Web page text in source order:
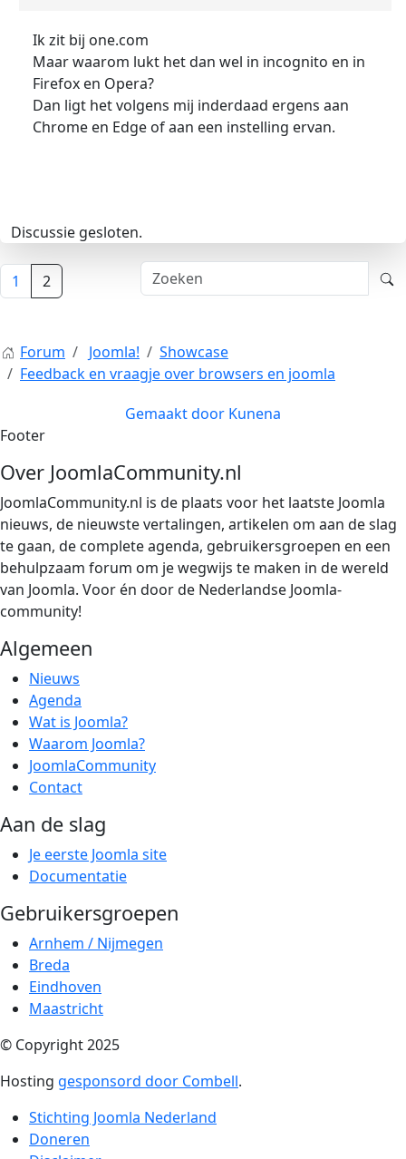
Ik zit bij one.com
Maar waarom lukt het dan wel in incognito en in
Firefox en Opera?
Dan ligt het volgens mij inderdaad ergens aan
Chrome en Edge of aan een instelling ervan.
Discussie gesloten.
1 2
Forum Joomla!
Showcase
Feedback en vraagje over browsers en joomla
Gemaakt door Kunena
Footer
Over JoomlaCommunity.nl
JoomlaCommunity.nl is de plaats voor het laatste Joomla
nieuws, de nieuwste vertalingen, artikelen om aan de slag
te gaan, de complete agenda, gebruikersgroepen en een
behulpzaam forum om je wegwijs te maken in de wereld
van Joomla. Voor én door de Nederlandse Joomla-
community!
Algemeen
Nieuws
Agenda
Wat is Joomla?
Waarom Joomla?
JoomlaCommunity
Contact
Aan de slag
Je eerste Joomla site
Documentatie
Gebruikersgroepen
Arnhem / Nijmegen
Breda
Eindhoven
Maastricht
© Copyright 2025
Hosting gesponsord door Combell.
Stichting Joomla Nederland
Doneren